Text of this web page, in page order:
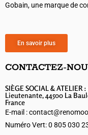
Gobain, une marque de
En savoir plus
CONTACTEZ-
SIÈGE SOCIAL & ATELIER
Lieutenante, 44500 La
France
E-mail :
Numéro Vert: 0 805 030